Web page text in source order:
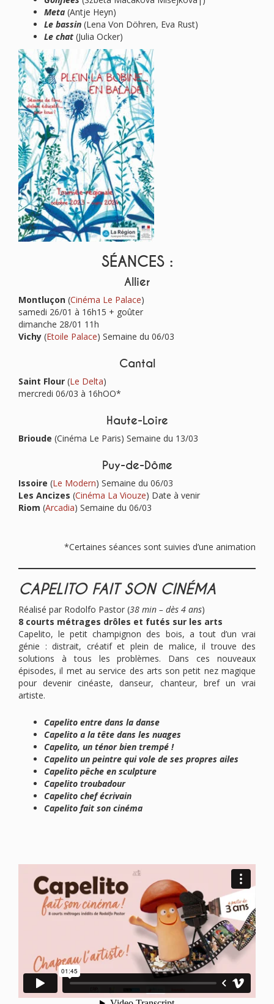
Meta (Antje Heyn)
Le bassin (Lena Von Döhren, Eva Rust)
Le chat (Julia Ocker)
SÉANCES :
Allier
Montluçon (Cinéma Le Palace)
samedi 26/01 à 16h15 + goûter
dimanche 28/01 11h
Vichy (Etoile Palace) Semaine du 06/03
Cantal
Saint Flour (Le Delta)
mercredi 06/03 à 16hOO*
Haute-Loire
Brioude (Cinéma Le Paris) Semaine du 13/03
Puy-de-Dôme
Issoire (Le Modern) Semaine du 06/03
Les Ancizes (Cinéma La Viouze) Date à venir
Riom (Arcadia) Semaine du 06/03
*Certaines séances sont suivies d’une animation
CAPELITO FAIT SON CINÉMA
Réalisé par Rodolfo Pastor (38 min – dès 4 ans)
8 courts métrages drôles et futés sur les arts
Capelito, le petit champignon des bois, a tout d’un vrai
génie : distrait, créatif et plein de malice, il trouve des
solutions à tous les problèmes. Dans ces nouveaux
épisodes, il met au service des arts son petit nez magique
pour devenir cinéaste, danseur, chanteur, bref un vrai
artiste.
Capelito entre dans la danse
Capelito a la tête dans les nuages
Capelito, un ténor bien trempé !
Capelito un peintre qui vole de ses propres ailes
Capelito pêche en sculpture
Capelito troubadour
Capelito chef écrivain
Capelito fait son cinéma